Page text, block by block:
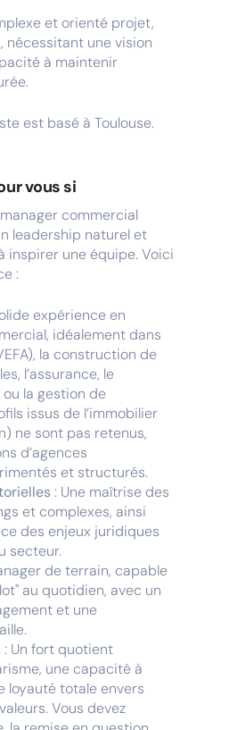
et orienté projet,
nécessitant une vision
à maintenir
est basé à Toulouse.
vous si
commercial
leadership naturel et
inspirer une équipe. Voici
:
expérience en
idéalement dans
la construction de
l’assurance, le
la gestion de
issus de l’immobilier
ne sont pas retenus,
d’agences
et structurés.
: Une maîtrise des
et complexes, ainsi
des enjeux juridiques
secteur.
de terrain, capable
au quotidien, avec un
et une
: Un fort quotient
une capacité à
loyauté totale envers
Vous devez